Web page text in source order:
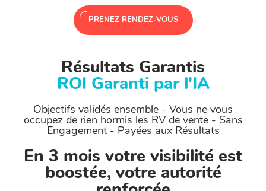
PRENEZ RENDEZ-VOUS
Résultats Garantis
ROI Garanti par l'IA
Objectifs validés ensemble - Vous ne vous
occupez de rien hormis les RV de vente - Sans
Engagement - Payées aux Résultats
En 3 mois votre visibilité est
boostée, votre autorité